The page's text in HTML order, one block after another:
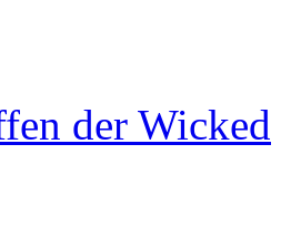
der Wicked